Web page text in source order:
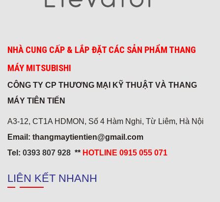
Khách sạn 5* FREESIA
NHÀ CUNG CẤP & LẮP ĐẶT CÁC SẢN PHẨM THANG
MÁY MITSUBISHI
CÔNG TY CP THƯƠNG MẠI KỸ THUẬT VÀ THANG
MÁY TIÊN TIẾN
A3-12, CT1A HDMON, Số 4 Hàm Nghi, Từ Liêm, Hà Nội
Email: thangmaytientien@gmail.com
Tel: 0393 807 928 ** HOTLINE 0915 055 071
LIÊN KẾT NHANH